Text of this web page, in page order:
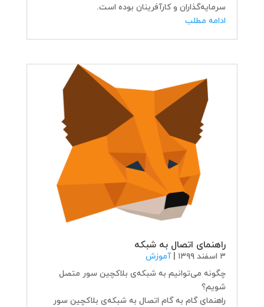
سرمایه‌گذاران و کارآفرینان بوده است.
ادامه مطلب
راهنمای اتصال به شبکه
۳ اسفند ۱۳۹۹ |آموزش
چگونه می‌توانیم به شبکه‌ی بلاکچین سور متصل
شویم؟
راهنمای گام به گام اتصال به شبکه‌ی بلاکچین سور